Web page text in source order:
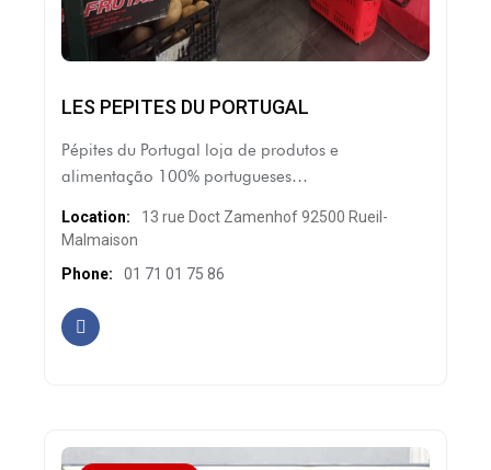
LES PEPITES DU PORTUGAL
Pépites du Portugal loja de produtos e
alimentação 100% portugueses…
Location:
13 rue Doct Zamenhof 92500 Rueil-
Malmaison
Phone:
01 71 01 75 86